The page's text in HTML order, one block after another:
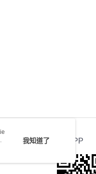
官方APP
我知道了